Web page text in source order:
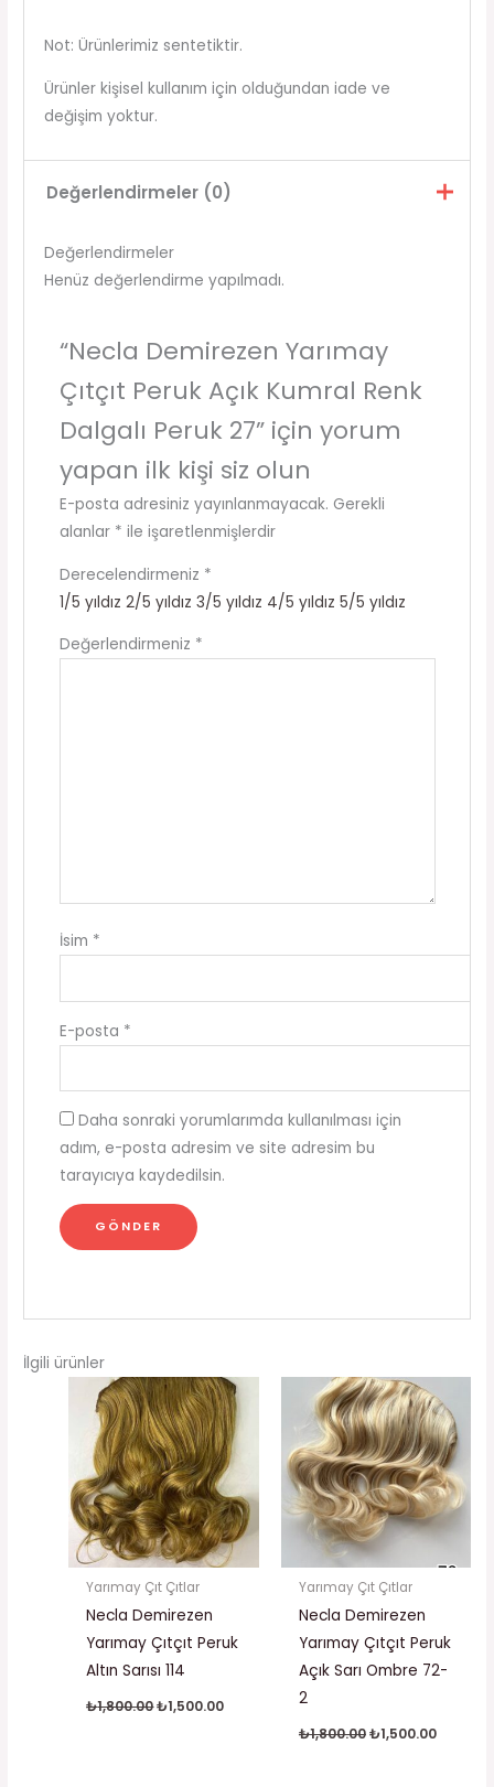
Not: Ürünlerimiz sentetiktir.
Ürünler kişisel kullanım için olduğundan iade ve
değişim yoktur.
Değerlendirmeler (0)
Değerlendirmeler
Henüz değerlendirme yapılmadı.
“Necla Demirezen Yarımay
Çıtçıt Peruk Açık Kumral Renk
Dalgalı Peruk 27” için yorum
yapan ilk kişi siz olun
E-posta adresiniz yayınlanmayacak. Gerekli
alanlar * ile işaretlenmişlerdir
Derecelendirmeniz *
1/5 yıldız 2/5 yıldız 3/5 yıldız 4/5 yıldız 5/5 yıldız
Değerlendirmeniz *
İsim *
E-posta *
Daha sonraki yorumlarımda kullanılması için
adım, e-posta adresim ve site adresim bu
tarayıcıya kaydedilsin.
İlgili ürünler
Yarımay Çıt Çıtlar
Necla Demirezen
Yarımay Çıtçıt Peruk
Altın Sarısı 114
₺1,800.00
Orijinal
fiyat:
₺1,800.00.
₺1,500.00
Şu
andaki
fiyat:
₺1,500.00.
Yarımay Çıt Çıtlar
Necla Demirezen
Yarımay Çıtçıt Peruk
Açık Sarı Ombre 72-
2
₺1,800.00
Orijinal
fiyat:
₺1,800.00.
₺1,500.00
andaki
fiyat: